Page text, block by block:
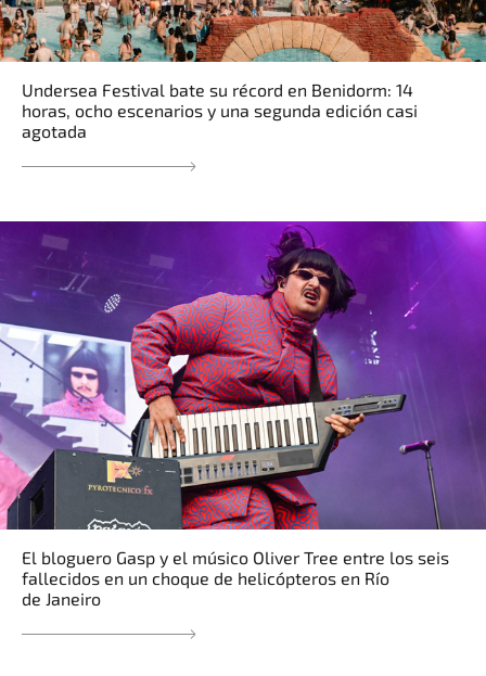
Undersea Festival bate su récord en Benidorm: 14
horas, ocho escenarios y una segunda edición casi
agotada
El bloguero Gasp y el músico Oliver Tree entre los seis
fallecidos en un choque de helicópteros en Río
de Janeiro